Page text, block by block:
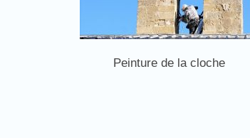
Peinture de la cloche